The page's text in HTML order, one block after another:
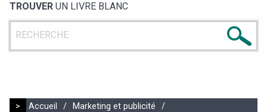
TROUVER UN LIVRE BLANC
> Accueil / Marketing et publicité
/